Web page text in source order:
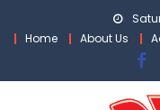
Home
About Us